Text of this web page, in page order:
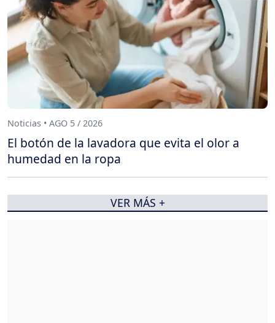
Noticias • AGO 5 / 2026
El botón de la lavadora que evita el olor a
humedad en la ropa
VER MÁS +